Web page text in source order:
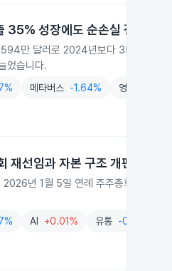
성장에도 순손실 전환
만 달러로 2024년보다 35.3% 성장
었습니다.
메타버스 -1.64% 영화
선임과 자본 구조 개편 승인
년 1월 5일 연례 주주총회 결과를
AI +0.01% 유통 -0.95%